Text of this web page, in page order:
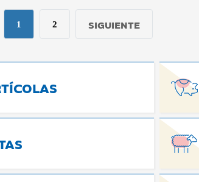
1 2 SIGUIENTE